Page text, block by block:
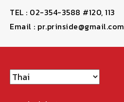
TEL : 02-354-3588 #120, 113
Email : pr.prinside@gmail.com